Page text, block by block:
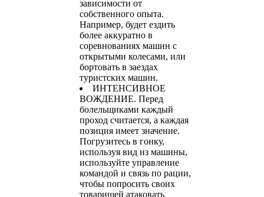
зависимости от
собственного опыта.
Например, будет ездить
более аккуратно в
соревнованиях машин с
открытыми колесами, или
бортовать в заездах
туристских машин.
ИНТЕНСИВНОЕ
ВОЖДЕНИЕ. Перед
болельщиками каждый
проход считается, а каждая
позиция имеет значение.
Погрузитесь в гонку,
используя вид из машины,
используйте управление
командой и связь по рации,
чтобы попросить своих
товарищей атаковать